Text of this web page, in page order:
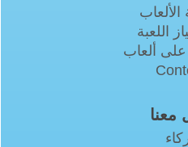
اللعبة
ألعاب
معنا